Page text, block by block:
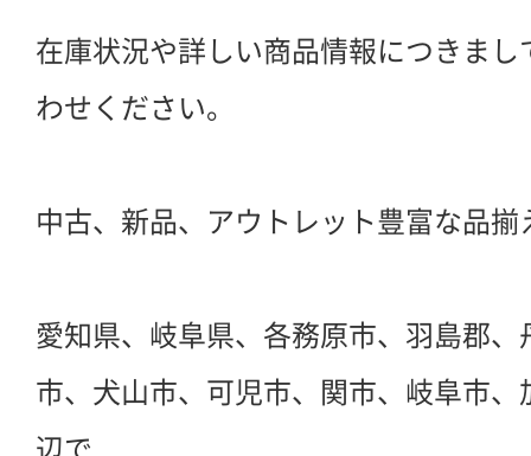
在庫状況や詳しい商品情報につきま
わせください。
中古、新品、アウトレット豊富な品揃
愛知県、岐阜県、各務原市、羽島郡
市、犬山市、可児市、関市、岐阜市
辺で